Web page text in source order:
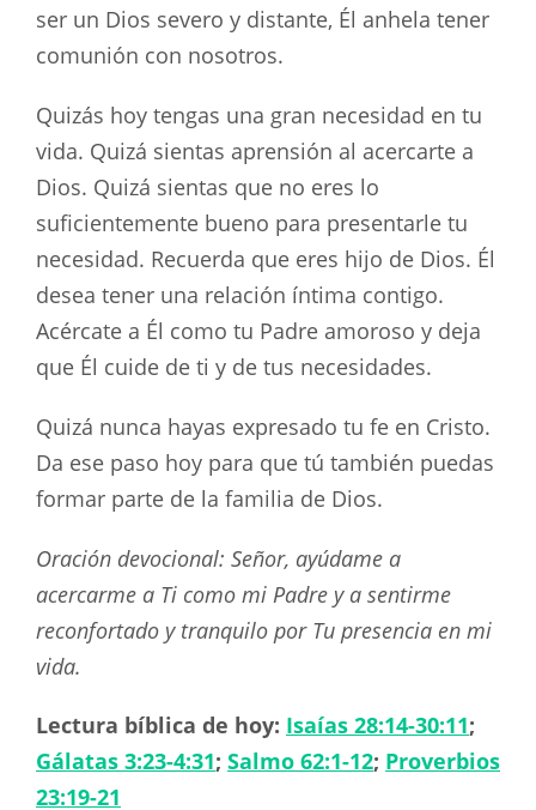
ser un Dios severo y distante, Él anhela tener
comunión con nosotros.
Quizás hoy tengas una gran necesidad en tu
vida. Quizá sientas aprensión al acercarte a
Dios. Quizá sientas que no eres lo
suficientemente bueno para presentarle tu
necesidad. Recuerda que eres hijo de Dios. Él
desea tener una relación íntima contigo.
Acércate a Él como tu Padre amoroso y deja
que Él cuide de ti y de tus necesidades.
Quizá nunca hayas expresado tu fe en Cristo.
Da ese paso hoy para que tú también puedas
formar parte de la familia de Dios.
Oración devocional: Señor, ayúdame a
acercarme a Ti como mi Padre y a sentirme
reconfortado y tranquilo por Tu presencia en mi
vida.
Lectura bíblica de hoy: Isaías 28:14-30:11;
Gálatas 3:23-4:31; Salmo 62:1-12; Proverbios
23:19-21